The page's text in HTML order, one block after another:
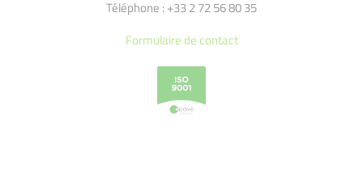
Téléphone : +33 2 72 56 80 35
Formulaire de contact